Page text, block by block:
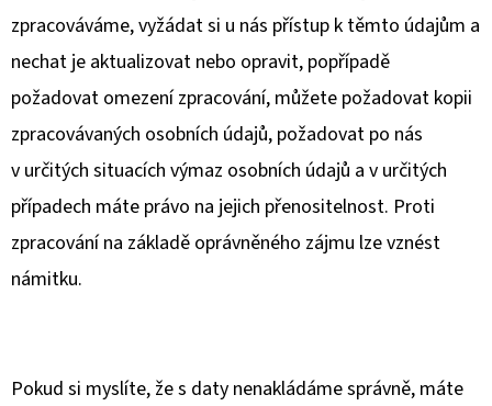
zpracováváme, vyžádat si u nás přístup k těmto údajům a
nechat je aktualizovat nebo opravit, popřípadě
požadovat omezení zpracování, můžete požadovat kopii
zpracovávaných osobních údajů, požadovat po nás
v určitých situacích výmaz osobních údajů a v určitých
případech máte právo na jejich přenositelnost. Proti
zpracování na základě oprávněného zájmu lze vznést
námitku.
Pokud si myslíte, že s daty nenakládáme správně, máte